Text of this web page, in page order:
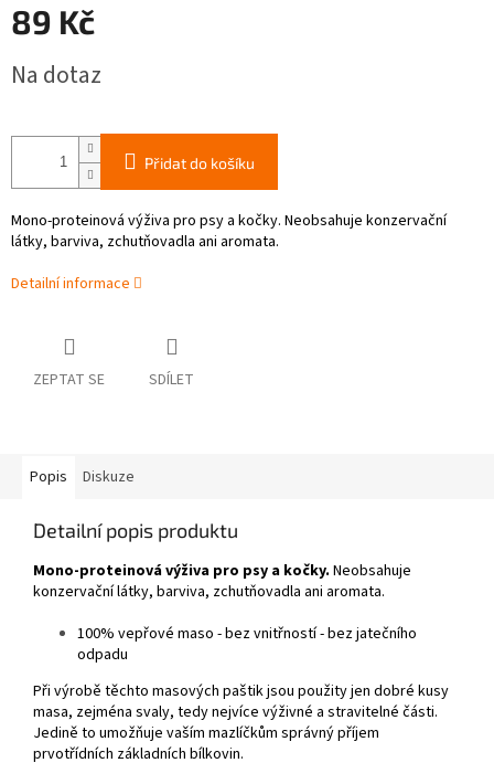
89 Kč
cena:
Na dotaz
Přidat do košíku
Mono-proteinová výživa pro psy a kočky. Neobsahuje konzervační
látky, barviva, zchutňovadla ani aromata.
Detailní informace
ZEPTAT SE SDÍLET
Popis Diskuze
Detailní popis produktu
Mono-proteinová výživa pro psy a kočky. Neobsahuje
konzervační látky, barviva, zchutňovadla ani aromata.
100% vepřové maso - bez vnitřností - bez jatečního
odpadu
Při výrobě těchto masových paštik jsou použity jen dobré kusy
masa, zejména svaly, tedy nejvíce výživné a stravitelné části.
Jedině to umožňuje vaším mazlíčkům správný příjem
prvotřídních základních bílkovin.